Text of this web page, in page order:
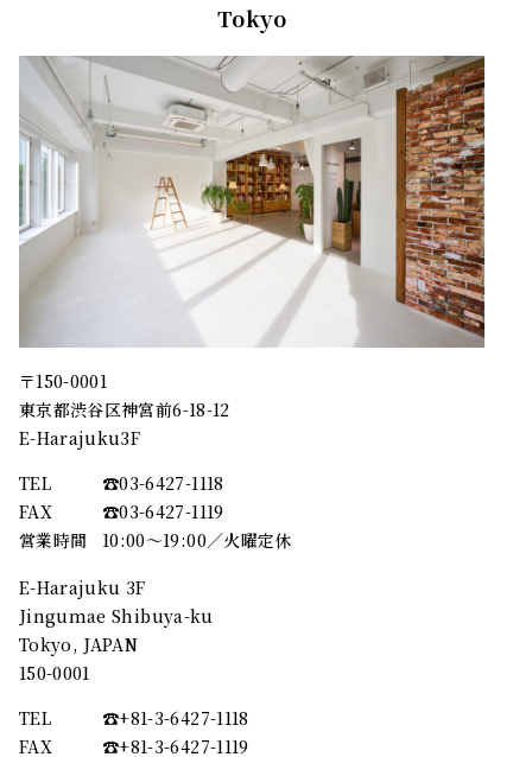
Tokyo
〒150-0001
東京都渋谷区神宮前6-18-12
E-Harajuku3F
TEL
☎︎03-6427-1118
FAX
☎︎03-6427-1119
営業時間
10:00～19:00／火曜定休
E-Harajuku 3F
Jingumae Shibuya-ku
Tokyo, JAPAN
150-0001
TEL
☎︎+81-3-6427-1118
FAX
☎︎+81-3-6427-1119